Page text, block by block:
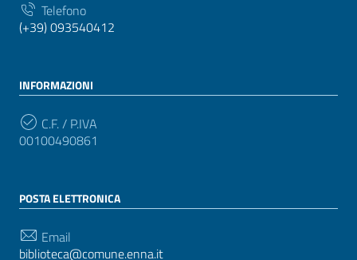
Telefono
(+39) 093540412
INFORMAZIONI
C.F. / P.IVA
00100490861
POSTA ELETTRONICA
Email
biblioteca@comune.enna.it